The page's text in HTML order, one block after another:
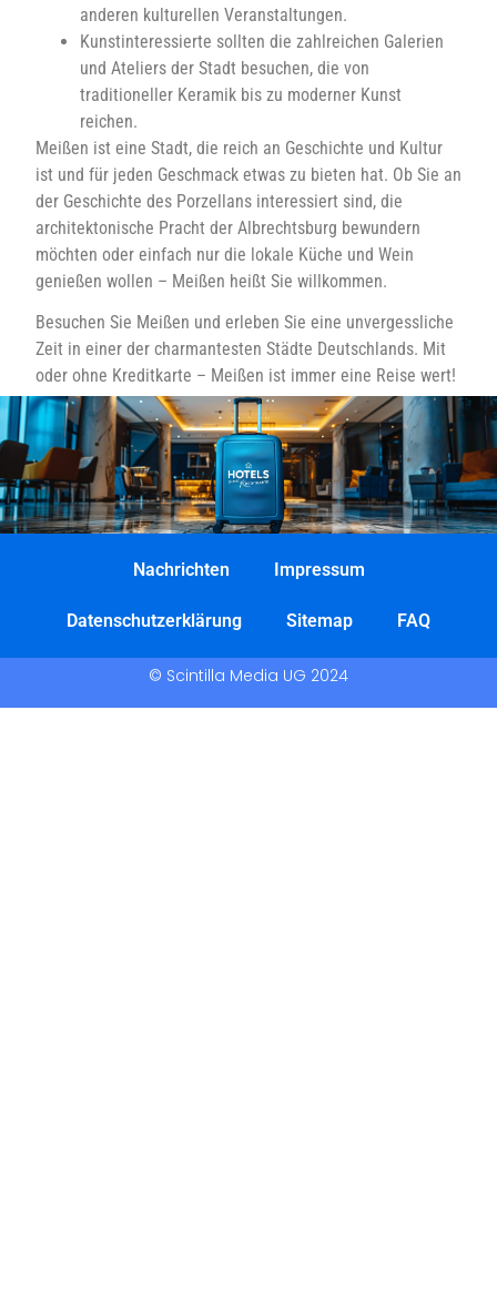
anderen kulturellen Veranstaltungen.
Kunstinteressierte sollten die zahlreichen Galerien
und Ateliers der Stadt besuchen, die von
traditioneller Keramik bis zu moderner Kunst
reichen.
Meißen ist eine Stadt, die reich an Geschichte und Kultur
ist und für jeden Geschmack etwas zu bieten hat. Ob Sie an
der Geschichte des Porzellans interessiert sind, die
architektonische Pracht der Albrechtsburg bewundern
möchten oder einfach nur die lokale Küche und Wein
genießen wollen – Meißen heißt Sie willkommen.
Besuchen Sie Meißen und erleben Sie eine unvergessliche
Zeit in einer der charmantesten Städte Deutschlands. Mit
oder ohne Kreditkarte – Meißen ist immer eine Reise wert!
Nachrichten Impressum
Datenschutzerklärung Sitemap FAQ
© Scintilla Media UG 2024